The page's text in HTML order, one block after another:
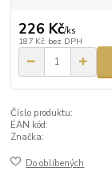
226 Kč/ks
187 Kč bez DPH
Číslo produktu:
EAN kód:
Značka:
Do oblíbených